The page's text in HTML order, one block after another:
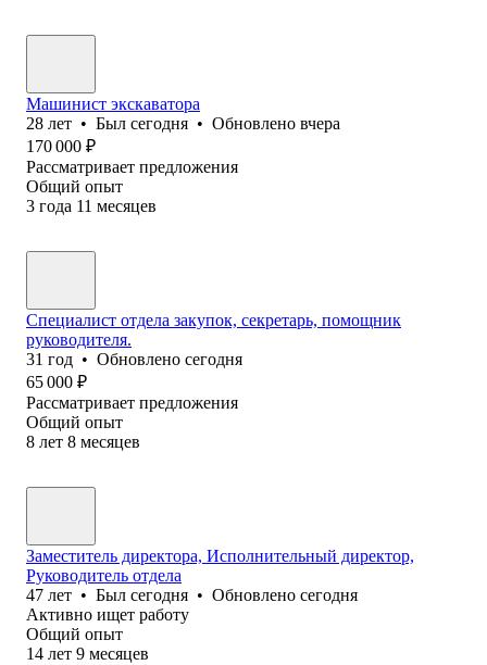
Машинист экскаватора
28 лет • Был сегодня • Обновлено вчера
170 000 ₽
Рассматривает предложения
Общий опыт
3 года 11 месяцев
Специалист отдела закупок, секретарь, помощник
руководителя.
31 год • Обновлено сегодня
65 000 ₽
Рассматривает предложения
Общий опыт
8 лет 8 месяцев
Заместитель директора, Исполнительный директор,
Руководитель отдела
47 лет • Был сегодня • Обновлено сегодня
Активно ищет работу
Общий опыт
14 лет 9 месяцев